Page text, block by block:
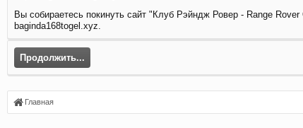
Вы собираетесь покинуть сайт "Клуб Рэйндж Ровер - Range
baginda168togel.xyz.
Продолжить...
Главная